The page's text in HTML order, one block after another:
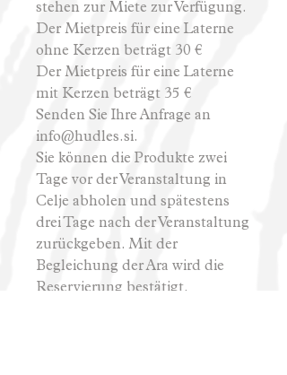
stehen zur Miete zur Verfügung.
Der Mietpreis für eine Laterne
ohne Kerzen beträgt 30 €
Der Mietpreis für eine Laterne
mit Kerzen beträgt 35 €
Senden Sie Ihre Anfrage an
info@hudles.si.
Sie können die Produkte zwei
Tage vor der Veranstaltung in
Celje abholen und spätestens
drei Tage nach der Veranstaltung
zurückgeben. Mit der
Begleichung der Ara wird die
Reservierung bestätigt.